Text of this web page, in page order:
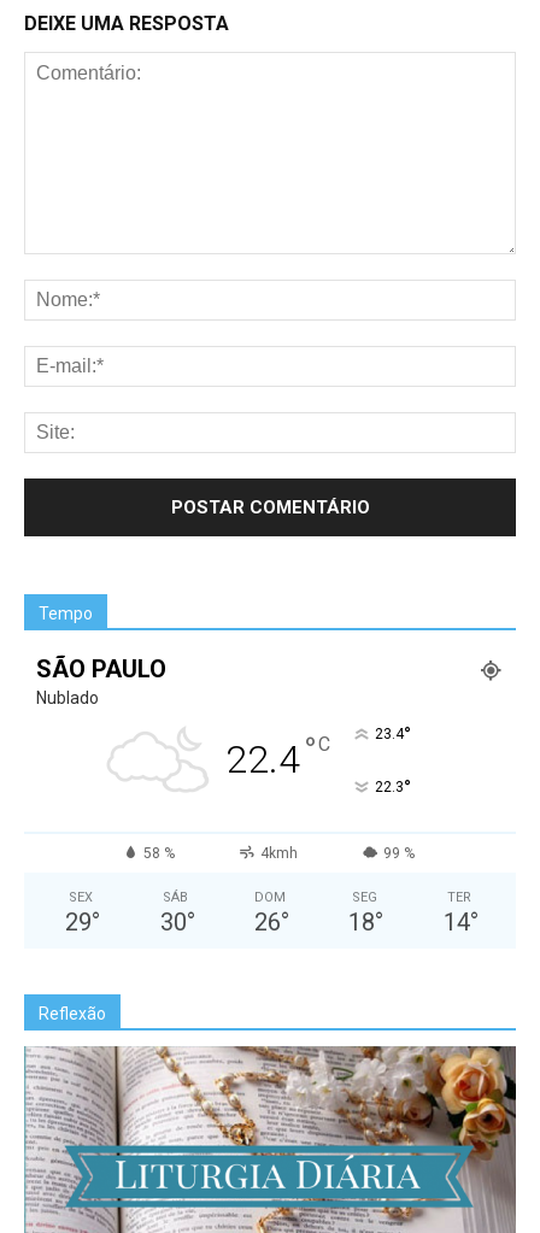
DEIXE UMA RESPOSTA
Tempo
SÃO PAULO
Nublado
22.4°C 23.4°
22.3°
58 % 4kmh 99 %
SEX
29°
SÁB
30°
DOM
26°
SEG
18°
TER
14°
Reflexão